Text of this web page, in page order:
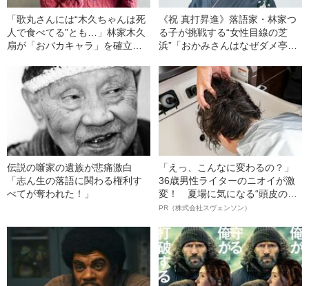
「歌丸さんには“木久ちゃんは死
人で食べてる”とも…」林家木久
扇が「おバカキャラ」を確立さ
《祝 真打昇進》落語家・林家つ
る子が挑戦する“女性目線の芝
浜”「おかみさんはなぜダメ亭主
伝説の噺家の遺族が悲痛激白
「志ん生の落語に関わる権利す
べてが奪われた！」
「えっ、こんなに変わるの？」
36歳男性ライターのニオイが激
変！ 夏場に気になる“頭皮のニ
オイ”や“ベタつき”を解消す
ト”が生み出した徹底ケアとは
PR（株式会社スヴェンソン）